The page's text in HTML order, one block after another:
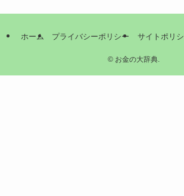
ホーム プライバシーポリシー サイトポリ
©お金の大辞典.